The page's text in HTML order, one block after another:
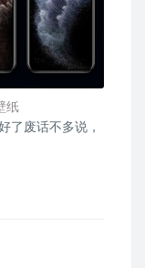
纸
了废话不多说，